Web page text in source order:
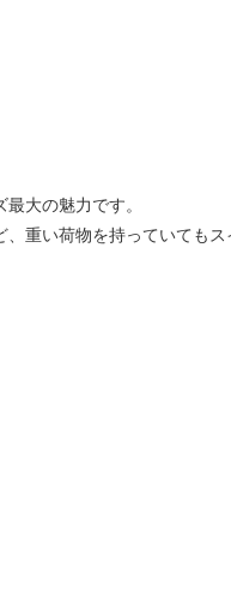
大の魅力です。
重い荷物を持っていても